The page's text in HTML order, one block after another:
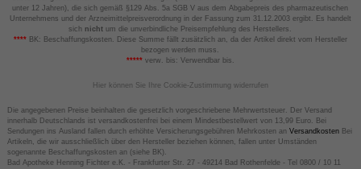
unter 12 Jahren), die sich gemäß §129 Abs. 5a SGB V aus dem Abgabepreis des pharmazeutischen
Unternehmens und der Arzneimittelpreisverordnung in der Fassung zum 31.12.2003 ergibt. Es handelt
sich nicht um die unverbindliche Preisempfehlung des Herstellers.
****BK: Beschaffungskosten. Diese Summe fällt zusätzlich an, da der Artikel direkt vom Hersteller
bezogen werden muss.
*****verw. bis: Verwendbar bis.
Hier können Sie Ihre Cookie-Zustimmung widerrufen
Die angegebenen Preise beinhalten die gesetzlich vorgeschriebene Mehrwertsteuer. Der Versand
innerhalb Deutschlands ist versandkostenfrei bei einem Mindestbestellwert von 13,99 Euro. Bei
Sendungen ins Ausland fallen durch erhöhte Versicherungsgebühren Mehrkosten an VersandkostenBei
Artikeln, die wir ausschließlich über den Hersteller beziehen können, fallen unter Umständen
sogenannte Beschaffungskosten an (siehe BK).
Bad Apotheke Henning Fichter e.K. - Frankfurter Str. 27 - 49214 Bad Rothenfelde - Tel 0800 / 10 11